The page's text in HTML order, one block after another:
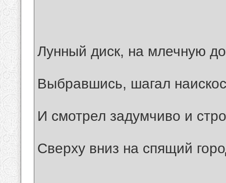
Лунный диск, на млечную
Выбравшись, шагал
И смотрел задумчиво и
Сверху вниз на спящий